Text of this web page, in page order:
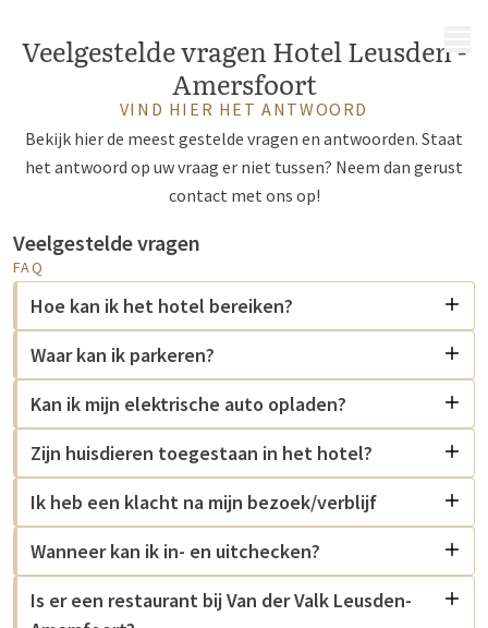
Veelgestelde vragen Hotel Leusden -
Amersfoort
VIND HIER HET ANTWOORD
Bekijk hier de meest gestelde vragen en antwoorden. Staat
het antwoord op uw vraag er niet tussen? Neem dan gerust
contact met ons op!
Veelgestelde vragen
FAQ
Hoe kan ik het hotel bereiken?
Waar kan ik parkeren?
Kan ik mijn elektrische auto opladen?
Zijn huisdieren toegestaan in het hotel?
Ik heb een klacht na mijn bezoek/verblijf
Wanneer kan ik in- en uitchecken?
Is er een restaurant bij Van der Valk Leusden-